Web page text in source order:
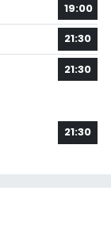
19:00
21:30
21:30
21:30